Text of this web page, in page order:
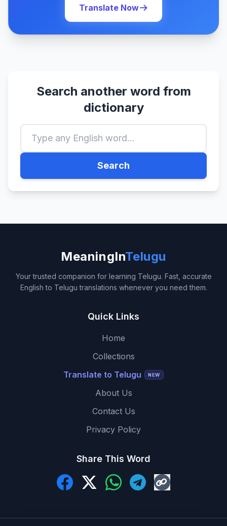
Translate Now
Search another word from
dictionary
Search
MeaningInTelugu
Your trusted companion for learning Telugu. Fast, accurate
English to Telugu translations whenever you need them.
Quick Links
Home
Collections
Translate to Telugu
NEW
About Us
Contact Us
Privacy Policy
Share This Word